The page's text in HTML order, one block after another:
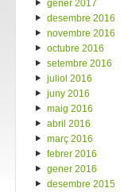
gener 2017
desembre 2016
novembre 2016
octubre 2016
setembre 2016
juliol 2016
juny 2016
maig 2016
abril 2016
març 2016
febrer 2016
gener 2016
desembre 2015